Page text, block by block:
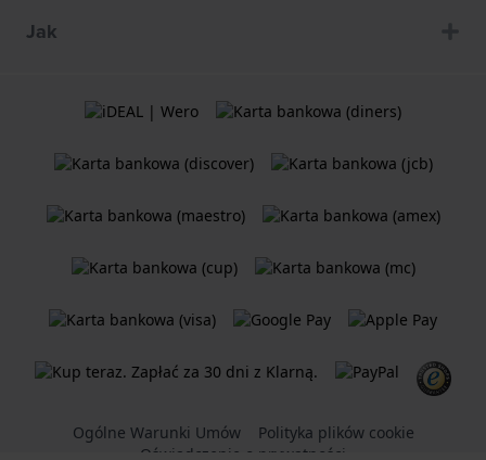
Jak
Ogólne Warunki Umów
Polityka plików cookie
Oświadczenie o prywatności